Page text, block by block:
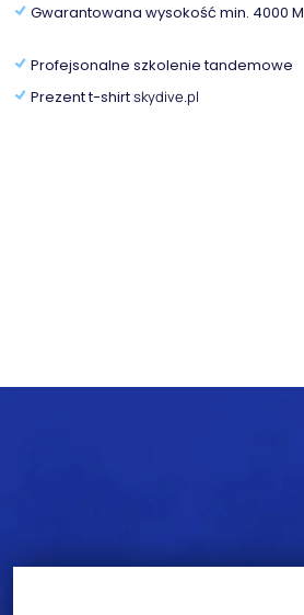
Gwarantowana wysokość min. 4000 M
Profejsonalne szkolenie tandemowe
Prezent t-shirtskydive.pl